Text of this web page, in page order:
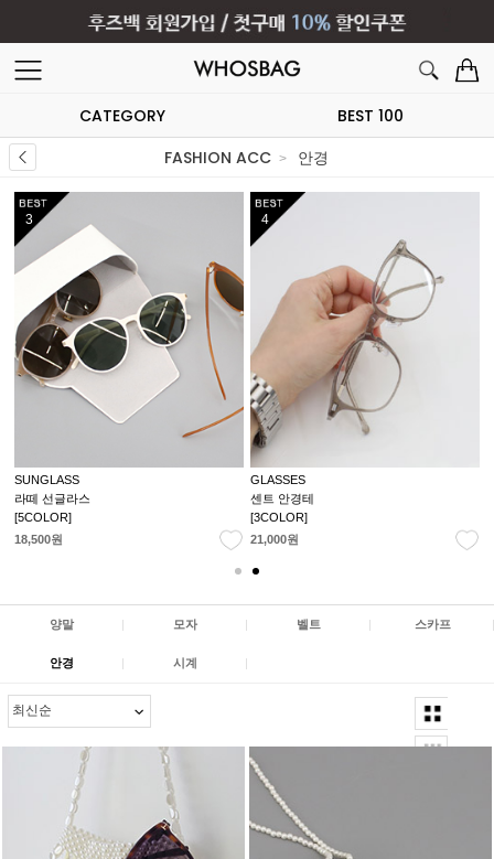
CATEGORY
BEST 100
FASHION ACC
안경
3
SUNGLASS
라떼 선글라스
[5COLOR]
18,500원
4
GLASSES
센트 안경테
[3COLOR]
21,000원
양말 | 모자 | 벨트 | 스카프 |
안경 | 시계 |